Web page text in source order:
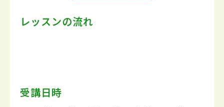
レッスンの流れ
受講日時